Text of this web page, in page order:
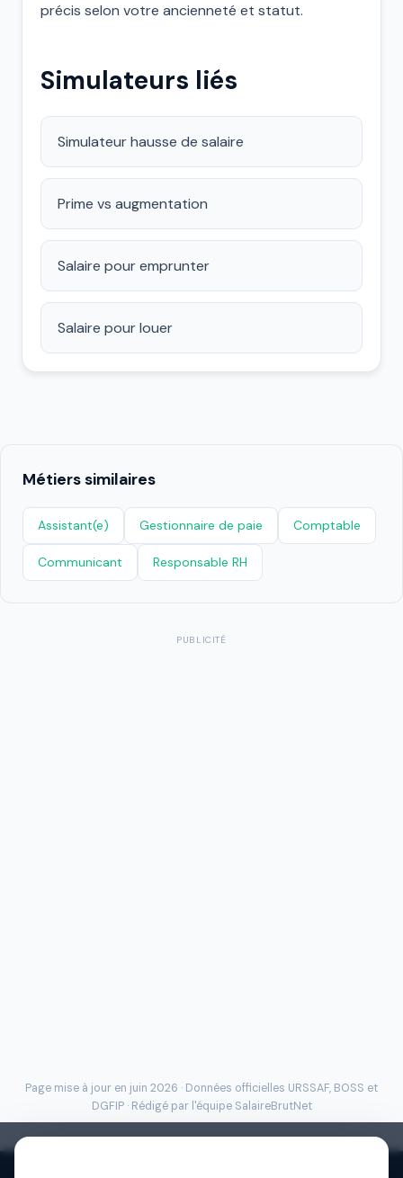
précis selon votre ancienneté et statut.
Simulateurs liés
Simulateur hausse de salaire
Prime vs augmentation
Salaire pour emprunter
Salaire pour louer
Métiers similaires
Assistant(e) Gestionnaire de paie Comptable
Communicant Responsable RH
PUBLICITÉ
Page mise à jour en juin 2026 · Données officielles URSSAF, BOSS et
DGFIP · Rédigé par l'équipe SalaireBrutNet